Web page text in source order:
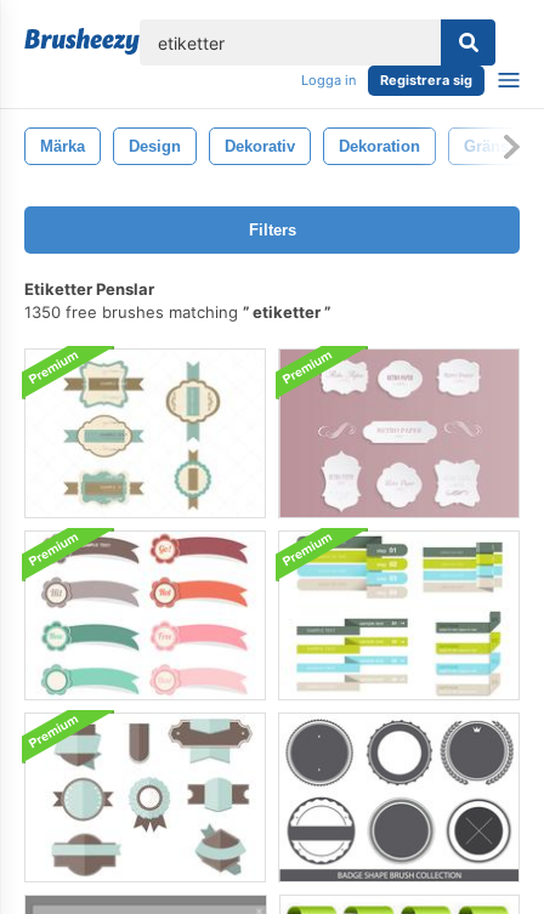
Logga in Registrera sig
Märka Design Dekorativ Dekoration Gräns
Filters
Etiketter Penslar
1350 free brushes matching
etiketter